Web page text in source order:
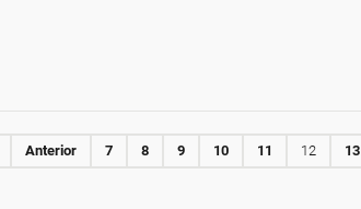
Anterior 7 8 9 10 11 12 13